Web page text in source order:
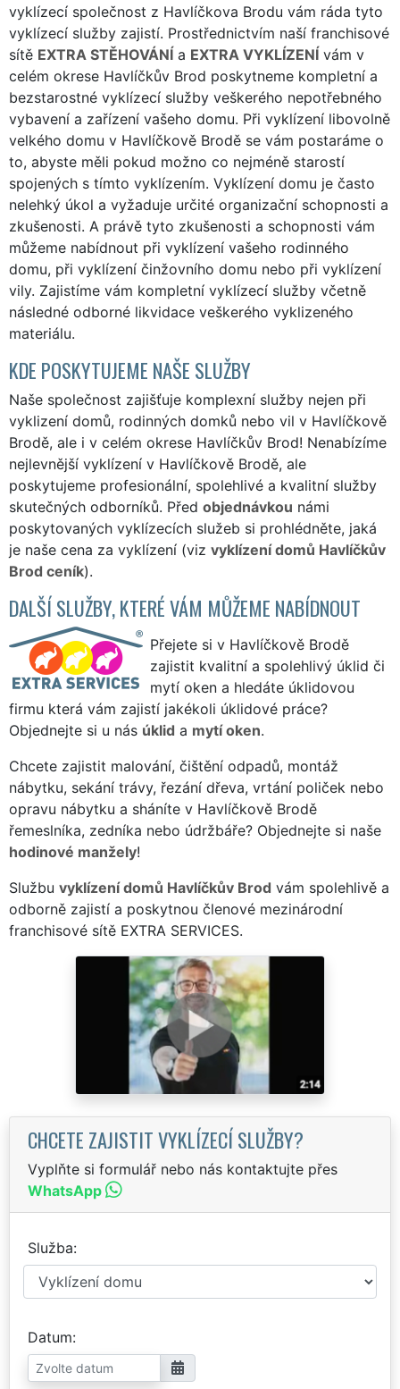
vyklízecí společnost z Havlíčkova Brodu vám ráda tyto
vyklízecí služby zajistí. Prostřednictvím naší franchisové
sítě EXTRA STĚHOVÁNÍ a EXTRA VYKLÍZENÍ vám v
celém okrese Havlíčkův Brod poskytneme kompletní a
bezstarostné vyklízecí služby veškerého nepotřebného
vybavení a zařízení vašeho domu. Při vyklízení libovolně
velkého domu v Havlíčkově Brodě se vám postaráme o
to, abyste měli pokud možno co nejméně starostí
spojených s tímto vyklízením. Vyklízení domu je často
nelehký úkol a vyžaduje určité organizační schopnosti a
zkušenosti. A právě tyto zkušenosti a schopnosti vám
můžeme nabídnout při vyklízení vašeho rodinného
domu, při vyklízení činžovního domu nebo při vyklízení
vily. Zajistíme vám kompletní vyklízecí služby včetně
následné odborné likvidace veškerého vyklizeného
materiálu.
KDE POSKYTUJEME NAŠE SLUŽBY
Naše společnost zajišťuje komplexní služby nejen při
vyklizení domů, rodinných domků nebo vil v Havlíčkově
Brodě, ale i v celém okrese Havlíčkův Brod! Nenabízíme
nejlevnější vyklízení v Havlíčkově Brodě, ale
poskytujeme profesionální, spolehlivé a kvalitní služby
skutečných odborníků. Před objednávkou námi
poskytovaných vyklízecích služeb si prohlédněte, jaká
je naše cena za vyklízení (viz vyklízení domů Havlíčkův
Brod ceník).
DALŠÍ SLUŽBY, KTERÉ VÁM MŮŽEME NABÍDNOUT
Přejete si v Havlíčkově Brodě
zajistit kvalitní a spolehlivý úklid či
mytí oken a hledáte úklidovou
firmu která vám zajistí jakékoli úklidové práce?
Objednejte si u nás úklid a mytí oken.
Chcete zajistit malování, čištění odpadů, montáž
nábytku, sekání trávy, řezání dřeva, vrtání poliček nebo
opravu nábytku a sháníte v Havlíčkově Brodě
řemeslníka, zedníka nebo údržbáře? Objednejte si naše
hodinové manžely!
Službu vyklízení domů Havlíčkův Brod vám spolehlivě a
odborně zajistí a poskytnou členové mezinárodní
franchisové sítě EXTRA SERVICES.
CHCETE ZAJISTIT VYKLÍZECÍ SLUŽBY?
Vyplňte si formulář nebo nás kontaktujte přes
WhatsApp
Služba
Datum